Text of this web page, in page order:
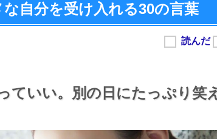
な自分を受け入れる30の言葉
ていい。 別の日にたっぷり笑